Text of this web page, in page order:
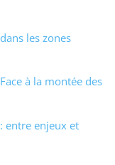
les zones
à la montée des
entre enjeux et